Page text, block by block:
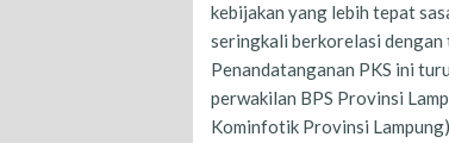
kebijakan yang lebih tepat
seringkali berkorelasi dengan
​Penandatanganan PKS ini
perwakilan BPS Provinsi
Kominfotik Provinsi